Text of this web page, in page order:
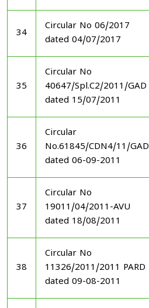
34
Circular No 06/2017
dated 04/07/2017
35
Circular No
40647/Spl.C2/2011/GAD
dated 15/07/2011
36
Circular
No.61845/CDN4/11/GAD
dated 06-09-2011
37
Circular No
19011/04/2011-AVU
dated 18/08/2011
38
Circular No
11326/2011/2011 PARD
dated 09-08-2011